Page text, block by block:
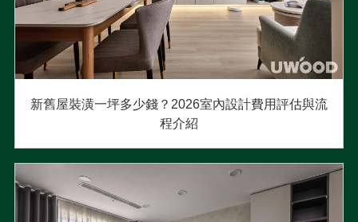
新舊屋裝潢一坪多少錢？2026室內設計費用評估與流
程介紹